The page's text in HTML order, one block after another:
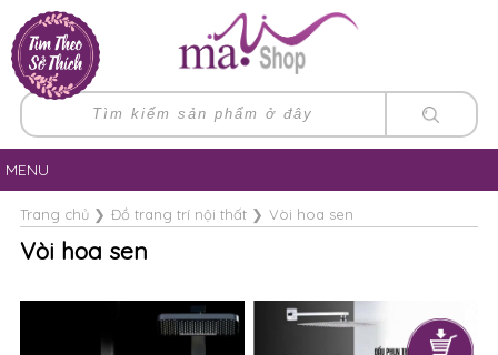
MENU
Trang chủ❯ Đồ trang trí nội thất❯ Vòi hoa sen
Vòi hoa sen